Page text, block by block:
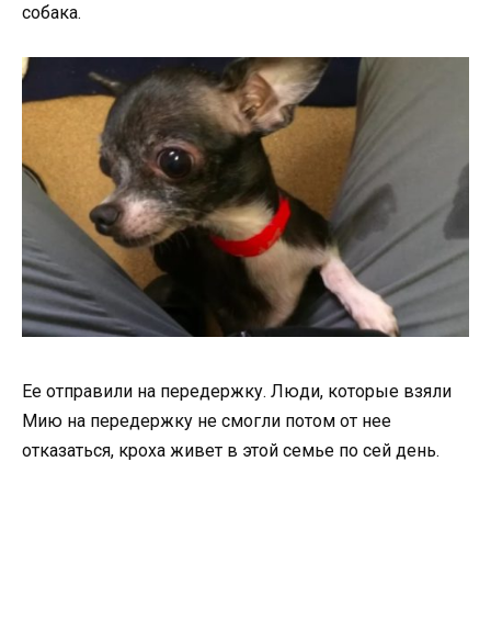
собака.
Ее отправили на передержку. Люди, которые взяли
Мию на передержку не смогли потом от нее
отказаться, кроха живет в этой семье по сей день.